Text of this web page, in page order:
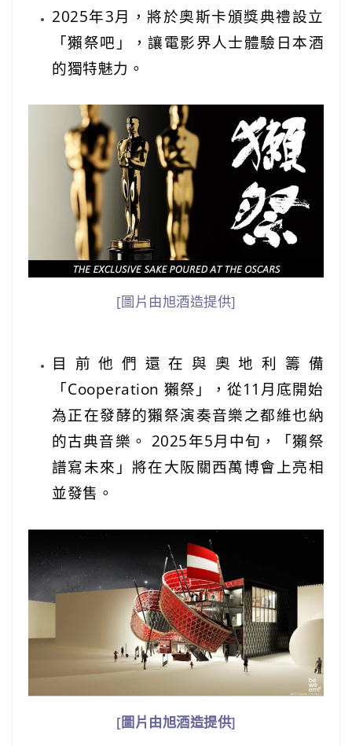
2025年3月，將於奧斯卡頒獎典禮設立
「獺祭吧」，讓電影界人士體驗日本酒
的獨特魅力。
[圖片由旭酒造提供]
目前他們還在與奧地利籌備
「Cooperation 獺祭」，從11月底開始
為正在發酵的獺祭演奏音樂之都維也納
的古典音樂。 2025年5月中旬，「獺祭
譜寫未來」將在大阪關西萬博會上亮相
並發售。
[圖片由旭酒造提供]